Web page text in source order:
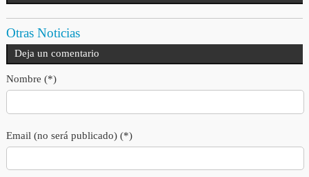
Otras Noticias
Deja un comentario
Nombre (*)
Email (no será publicado) (*)